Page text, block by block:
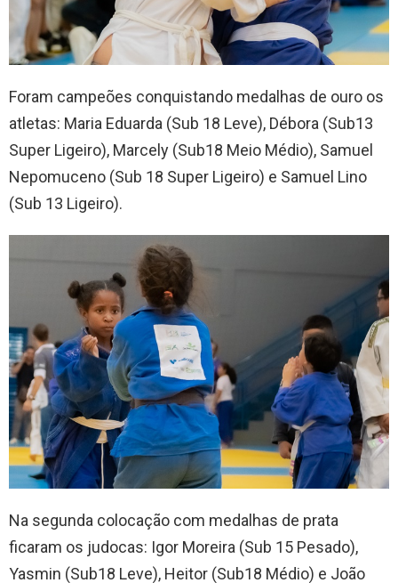
Foram campeões conquistando medalhas de ouro os
atletas: Maria Eduarda (Sub 18 Leve), Débora (Sub13
Super Ligeiro), Marcely (Sub18 Meio Médio), Samuel
Nepomuceno (Sub 18 Super Ligeiro) e Samuel Lino
(Sub 13 Ligeiro).
Na segunda colocação com medalhas de prata
ficaram os judocas: Igor Moreira (Sub 15 Pesado),
Yasmin (Sub18 Leve), Heitor (Sub18 Médio) e João